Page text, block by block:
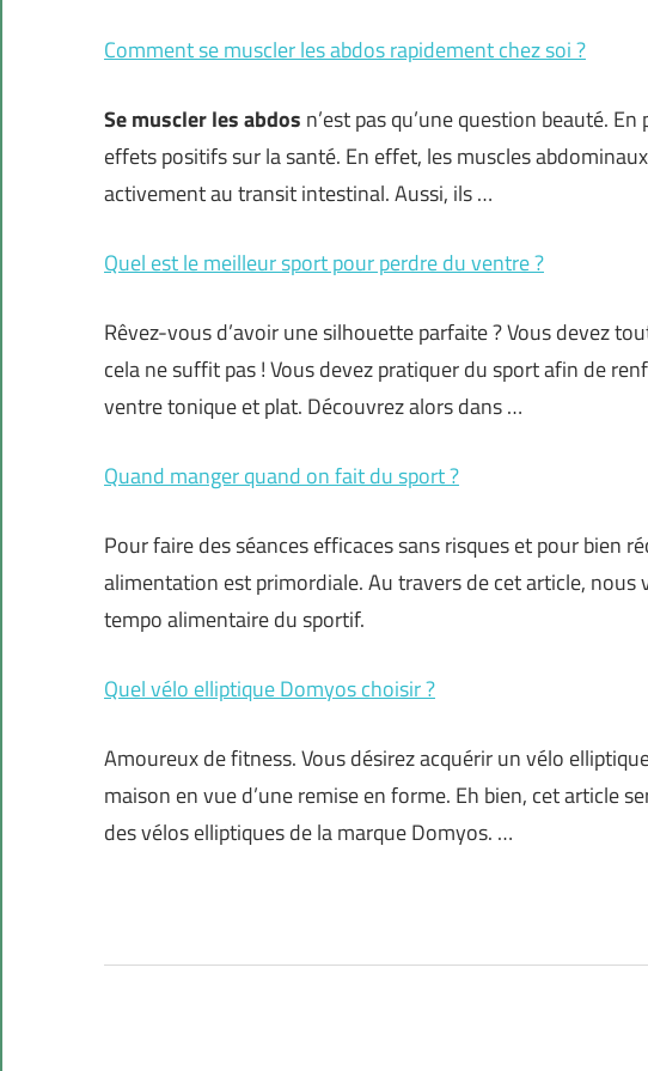
Comment se muscler les abdos rapidement chez soi ?
Semuscler les abdos n’est pas qu’une question beauté.
effets positifs sur la santé. En effet, les muscles
activement au transit intestinal. Aussi, ils …
Quel est le meilleur sport pour perdre du ventre ?
Rêvez-vous d’avoir une silhouette parfaite ? Vous devez
cela ne suffit pas ! Vous devez pratiquer du sport afin de
ventre tonique et plat. Découvrez alors dans …
Quand manger quand on fait du sport ?
Pour faire des séances efficaces sans risques et pour bien
alimentation est primordiale. Au travers de cet article,
tempo alimentaire du sportif.
Quel vélo elliptique Domyos choisir ?
Amoureux de fitness. Vous désirez acquérir un vélo
maison en vue d’une remise en forme. Eh bien, cet article
des vélos elliptiques de la marque Domyos. …